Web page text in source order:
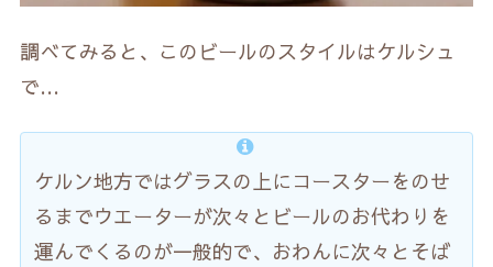
調べてみると、このビールのスタイルはケルシュ
で…
ケルン地方ではグラスの上にコースターをのせ
るまでウエーターが次々とビールのお代わりを
運んでくるのが一般的で、おわんに次々とそば